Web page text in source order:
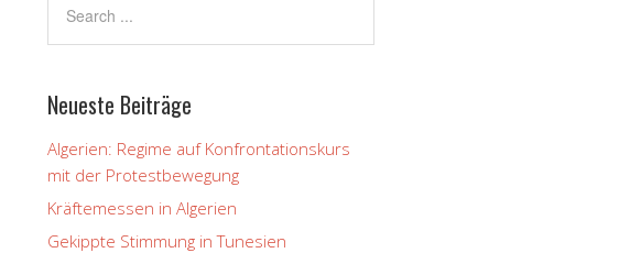
Neueste Beiträge
Algerien: Regime auf Konfrontationskurs
mit der Protestbewegung
Kräftemessen in Algerien
Gekippte Stimmung in Tunesien